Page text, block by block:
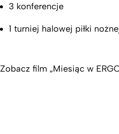
3 konferencje
1 turniej halowej piłki
Zobacz film „Miesiąc w